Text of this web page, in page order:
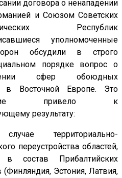
договора о ненападении
и Союзом Советских
Республик
уполномоченные
обсудили в строго
порядке вопрос о
сфер обоюдных
в Восточной Европе. Это
привело к
результату:
территориально-
переустройства областей,
в состав Прибалтийских
(Финляндия, Эстония, Латвия,